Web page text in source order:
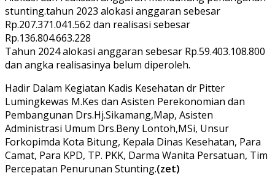
stunting.tahun 2023 alokasi anggaran sebesar
Rp.207.371.041.562 dan realisasi sebesar
Rp.136.804.663.228
Tahun 2024 alokasi anggaran sebesar Rp.59.403.108.800
dan angka realisasinya belum diperoleh.
Hadir Dalam Kegiatan Kadis Kesehatan dr Pitter
Lumingkewas M.Kes dan Asisten Perekonomian dan
Pembangunan Drs.Hj.Sikamang,Map, Asisten
Administrasi Umum Drs.Beny Lontoh,MSi, Unsur
Forkopimda Kota Bitung, Kepala Dinas Kesehatan, Para
Camat, Para KPD, TP. PKK, Darma Wanita Persatuan, Tim
Percepatan Penurunan Stunting.(zet)